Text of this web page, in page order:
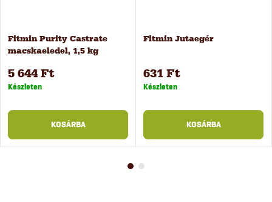
Fitmin Purity Castrate
macskaeledel, 1,5 kg
5 644 Ft
Készleten
KOSÁRBA
Fitmin Jutaegér
631 Ft
Készleten
KOSÁRBA